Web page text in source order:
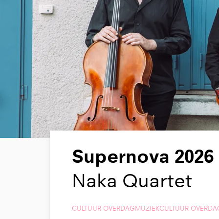
Supernova 2026
Naka Quartet
CULTUUR OVERDAGMUZIEKCULTUUR